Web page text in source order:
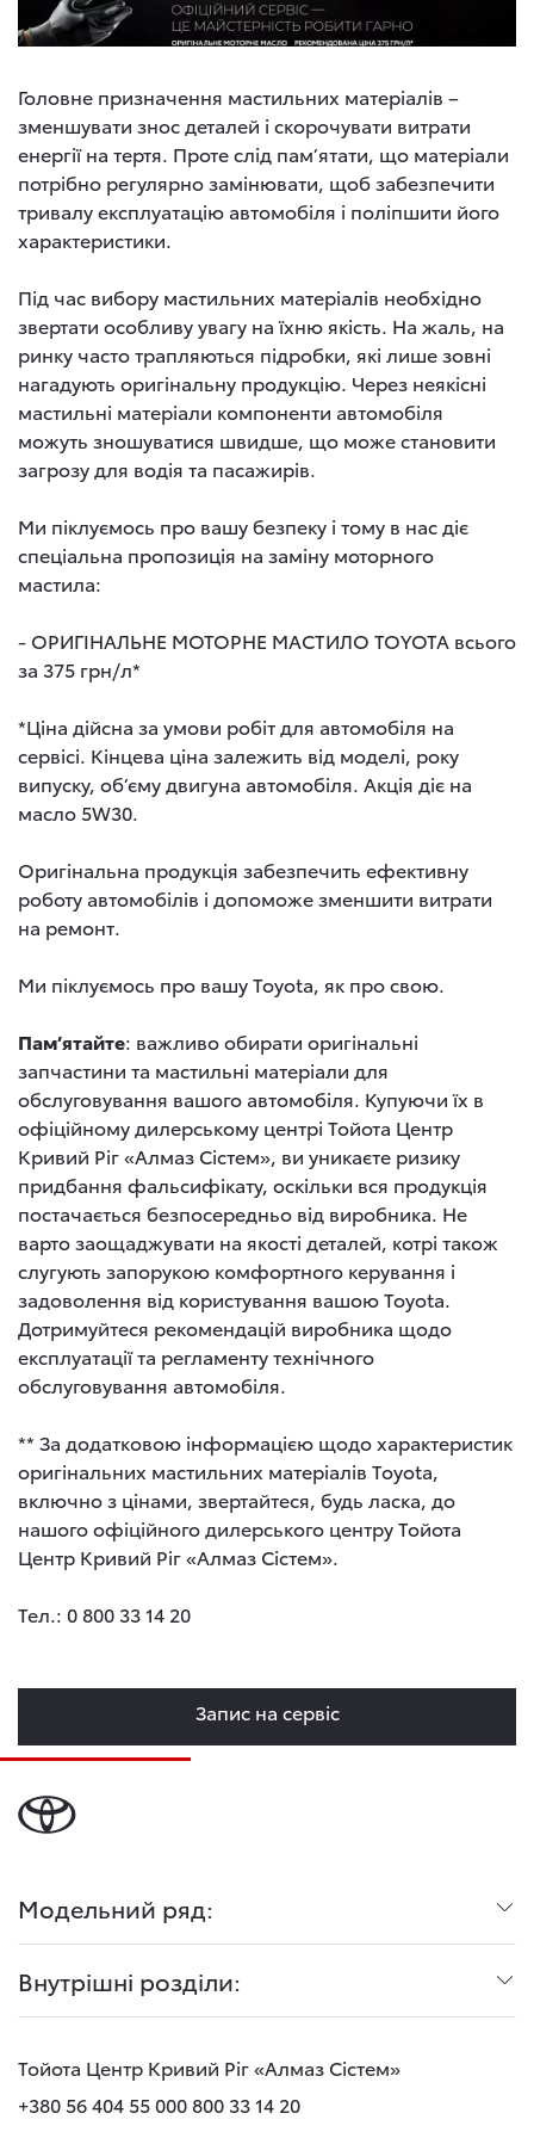
Головне призначення мастильних матеріалів –
зменшувати знос деталей і скорочувати витрати
енергії на тертя. Проте слід пам’ятати, що матеріали
потрібно регулярно замінювати, щоб забезпечити
тривалу експлуатацію автомобіля і поліпшити його
характеристики.
Під час вибору мастильних матеріалів необхідно
звертати особливу увагу на їхню якість. На жаль, на
ринку часто трапляються підробки, які лише зовні
нагадують оригінальну продукцію. Через неякісні
мастильні матеріали компоненти автомобіля
можуть зношуватися швидше, що може становити
загрозу для водія та пасажирів.
Ми піклуємось про вашу безпеку і тому в нас діє
спеціальна пропозиція на заміну моторного
мастила:
- ОРИГІНАЛЬНЕ МОТОРНЕ МАСТИЛО TOYOTA всього
за 375 грн/л*
*Ціна дійсна за умови робіт для автомобіля на
сервісі. Кінцева ціна залежить від моделі, року
випуску, об’єму двигуна автомобіля. Акція діє на
масло 5W30.
Оригінальна продукція забезпечить ефективну
роботу автомобілів і допоможе зменшити витрати
на ремонт.
Ми піклуємось про вашу Toyota, як про свою.
Пам’ятайте: важливо обирати оригінальні
запчастини та мастильні матеріали для
обслуговування вашого автомобіля. Купуючи їх в
офіційному дилерському центрі Тойота Центр
Кривий Ріг «Алмаз Сістем», ви уникаєте ризику
придбання фальсифікату, оскільки вся продукція
постачається безпосередньо від виробника. Не
варто заощаджувати на якості деталей, котрі також
слугують запорукою комфортного керування і
задоволення від користування вашою Toyota.
Дотримуйтеся рекомендацій виробника щодо
експлуатації та регламенту технічного
обслуговування автомобіля.
** За додатковою інформацією щодо характеристик
оригінальних мастильних матеріалів Toyota,
включно з цінами, звертайтеся, будь ласка, до
нашого офіційного дилерського центру Тойота
Центр Кривий Ріг «Алмаз Сістем».
Тел.: 0 800 33 14 20
Запис на сервіс
Модельний ряд:
Внутрішні розділи:
Тойота Центр Кривий Ріг «Алмаз Сістем»
+380 56 404 55 000 800 33 14 20